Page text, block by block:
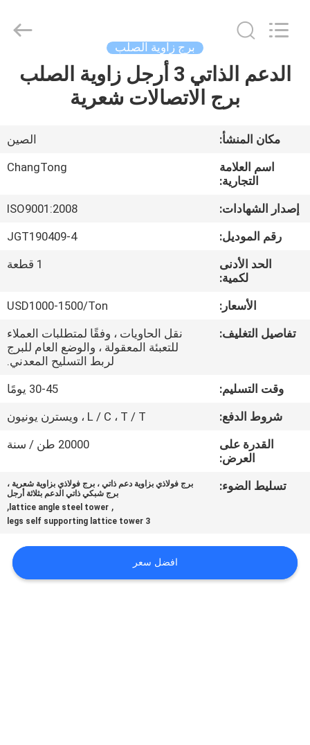
مسكن
معلومات
جولة
مراقبة
الجودة
اتصل
خريطة
Structure
برج زاوية الصلب
الدعم الذاتي 3 أرجل زاوية الصلب
برج الاتصالات شعرية
مكان المنشأ:
الصين
اسم العلامة
التجارية:
ChangTong
إصدار الشهادات:
ISO9001:2008
رقم الموديل:
JGT190409-4
الحد الأدنى
لكمية:
1 قطعة
الأسعار:
USD1000-1500/Ton
تفاصيل التغليف:
نقل الحاويات ، وفقًا لمتطلبات العملاء
للتعبئة المعقولة ، والوضع العام للبرج
لربط التسليح المعدني.
وقت التسليم:
30-45 يومًا
شروط الدفع:
L / C ، T / T ، ويسترن يونيون
القدرة على
العرض:
20000 طن / سنة
تسليط الضوء:
برج فولاذي بزاوية دعم ذاتي ، برج فولاذي بزاوية شعرية ،
برج شبكي ذاتي الدعم بثلاثة أرجل
,
lattice angle steel tower
,
3 legs self supporting lattice tower
افضل سعر